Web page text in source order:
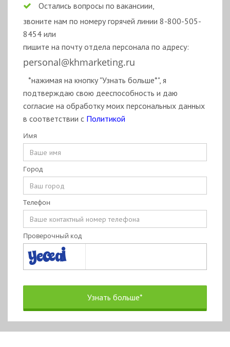
Остались вопросы по вакансиии,
звоните нам по номеру горячей линии 8-800-505-
8454 или
пишите на почту отдела персонала по адресу:
personal@khmarketing.ru
*нажимая на кнопку "Узнать больше*", я
подтверждаю свою дееспособность и даю
согласие на обработку моих персональных данных
в соответствии с Политикой
Имя
Город
Телефон
Проверочный код
Узнать больше*